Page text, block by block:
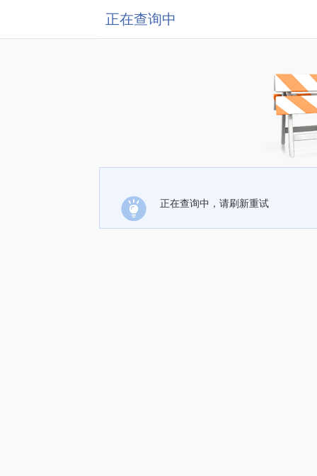
正在查询中
正在查询中，请刷新重试